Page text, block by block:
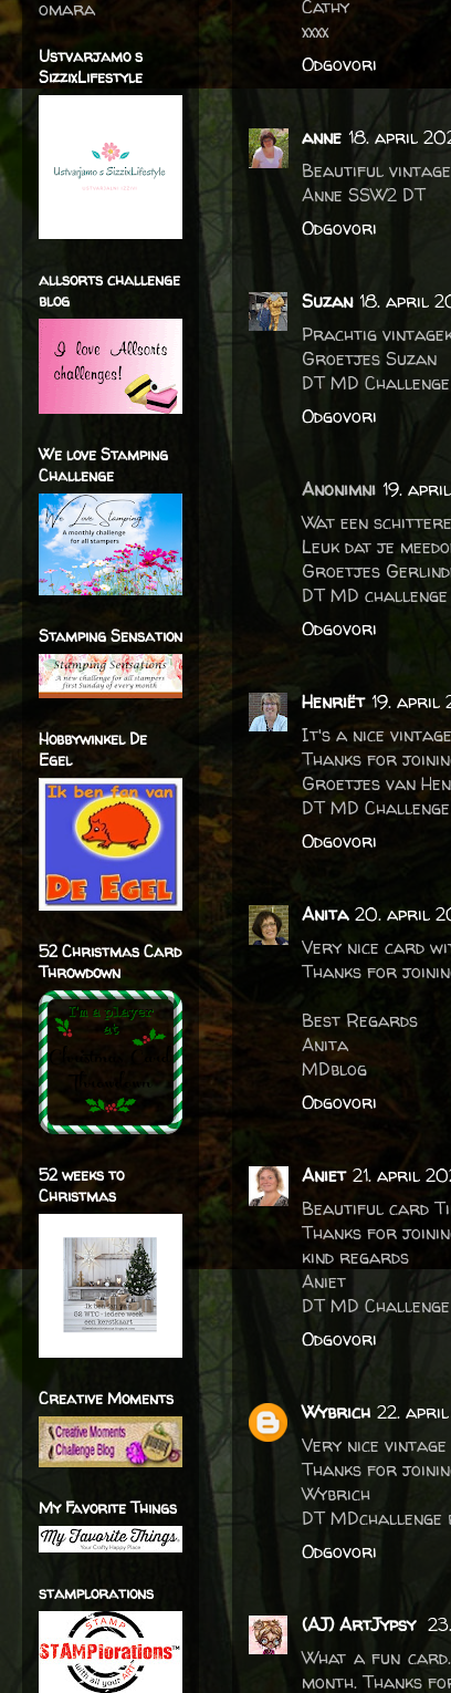
Cathy
xxxx
Odgovori
anne 18. april
Beautiful
Anne SSW2 DT
Odgovori
Suzan 18. april
Prachtig
Groetjes Suzan
DT MD
Odgovori
Anonimni 19.
Wat een
Leuk dat je
Groetjes
DT MD
Odgovori
Henriët 19. april
It's a nice
Thanks for
Groetjes van
DT MD
Odgovori
Anita 20. april
Very nice card
Thanks for
Best Regards
Anita
MDblog
Odgovori
Aniet 21. april
Beautiful card
Thanks for
kind regards
Aniet
DT MD
Odgovori
Wybrich 22.
Very nice
Thanks for
Wybrich
DT MDchallenge
Odgovori
(AJ) ArtJypsy
What a fun
month. Thanks
omara
Ustvarjamo s
SizzixLifestyle
allsorts challenge
blog
We love Stamping
Challenge
Stamping Sensation
Hobbywinkel De
Egel
52 Christmas Card
Throwdown
52 weeks to
Christmas
Creative Moments
My Favorite Things
stamplorations